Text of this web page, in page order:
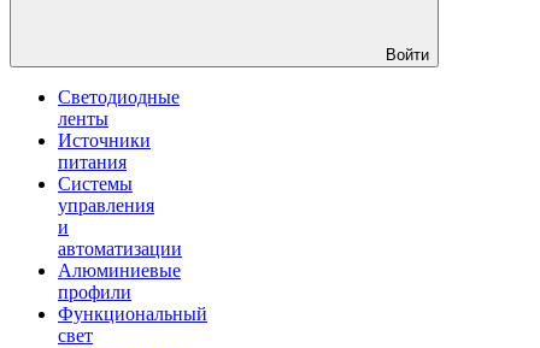
Войти
Светодиодные
ленты
Источники
питания
Системы
управления
и
автоматизации
Алюминиевые
профили
Функциональный
свет